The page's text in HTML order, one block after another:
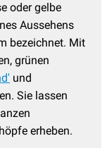
oder gelbe
Aussehens
bezeichnet. Mit
grünen
und
Sie lassen
erheben.